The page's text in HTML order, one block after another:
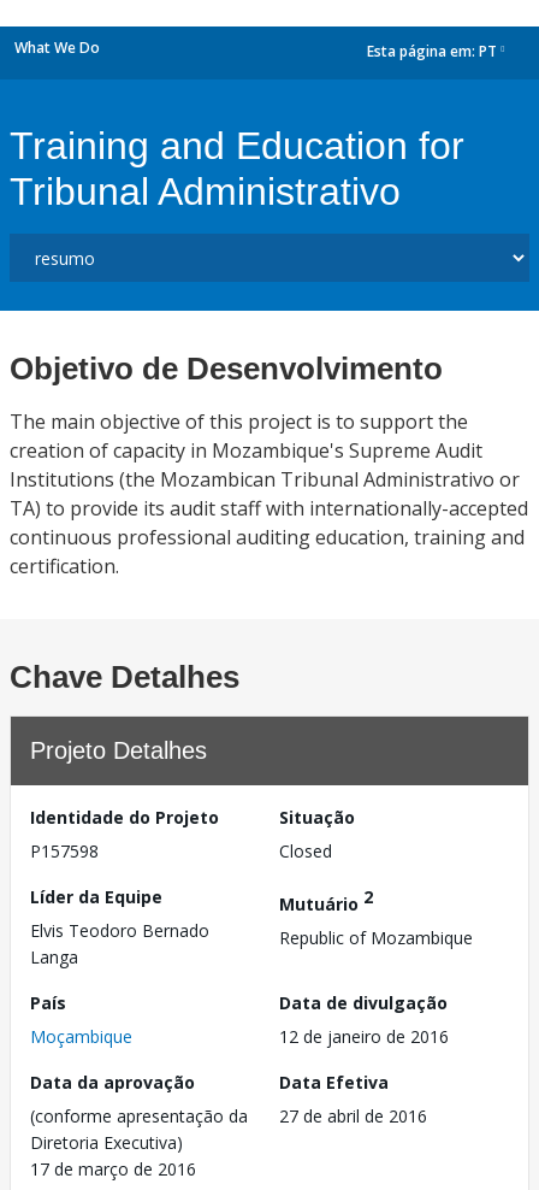
What We Do Esta página em: PT
Training and Education for
Tribunal Administrativo
Objetivo de Desenvolvimento
The main objective of this project is to support the
creation of capacity in Mozambique's Supreme Audit
Institutions (the Mozambican Tribunal Administrativo or
TA) to provide its audit staff with internationally-accepted
continuous professional auditing education, training and
certification.
Chave Detalhes
Projeto Detalhes
Identidade do Projeto
P157598
Situação
Closed
Líder da Equipe
Elvis Teodoro Bernado
Langa
Mutuário 2
Republic of Mozambique
País
Moçambique
Data de divulgação
12 de janeiro de 2016
Data da aprovação
(conforme apresentação da
Diretoria Executiva)
17 de março de 2016
Data Efetiva
27 de abril de 2016